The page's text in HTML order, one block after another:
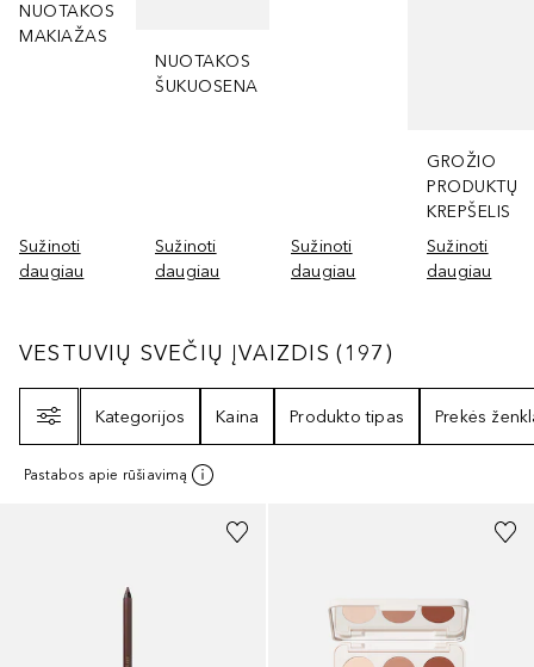
NUOTAKOS
MAKIAŽAS
Sužinoti
daugiau
NUOTAKOS
ŠUKUOSENA
Sužinoti
daugiau
Sužinoti
daugiau
GROŽIO
PRODUKTŲ
KREPŠELIS
Sužinoti
daugiau
VESTUVIŲ SVEČIŲ ĮVAIZDIS 197
VESTUVIŲ SVEČIŲ ĮVAIZDIS (197)
Kategorijos
Kaina Produkto tipas Prekės
Pastabos apie rūšiavimą
+3